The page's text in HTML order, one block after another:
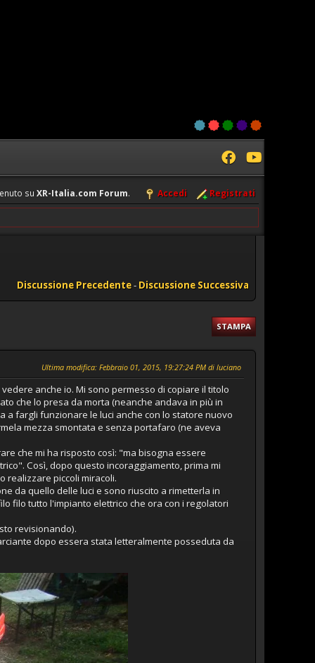
su XR-Italia.com Forum. Accedi Registrati
Discussione Precedente- Discussione Successiva
STAMPA
Ultima modifica: Febbraio 01, 2015, 19:27:24 PM di luciano
anche io. Mi sono permesso di copiare il titolo
che lo presa da morta (neanche andava in più in
a fargli funzionare le luci anche con lo statore nuovo
mezza smontata e senza portafaro (ne aveva
che mi ha risposto così: "ma bisogna essere
Così, dopo questo incoraggiamento, prima mi
realizzare piccoli miracoli.
da quello delle luci e sono riuscito a rimetterla in
filo tutto l'impianto elettrico che ora con i regolatori
revisionando).
dopo essera stata letteralmente posseduta da